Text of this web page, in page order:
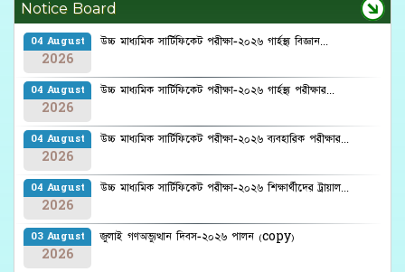
Notice Board
04 August
2026
উচ্চ মাধ্যমিক সার্টিফিকেট পরীক্ষা-২০২৬ গার্হস্থ্য বিজ্ঞান...
04 August
2026
উচ্চ মাধ্যমিক সার্টিফিকেট পরীক্ষা-২০২৬ গার্হস্থ্য পরীক্ষার...
04 August
2026
উচ্চ মাধ্যমিক সার্টিফিকেট পরীক্ষা-২০২৬ ব্যবহারিক পরীক্ষার...
04 August
2026
উচ্চ মাধ্যমিক সার্টিফিকেট পরীক্ষা-২০২৬ শিক্ষার্থীদের ট্রায়াল...
03 August
2026
জুলাই গণঅভ্যুত্থান দিবস-২০২৬ পালন (copy)